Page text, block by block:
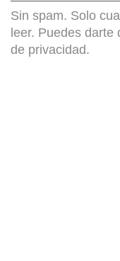
Sin spam. Solo
leer. Puedes
de privacidad.